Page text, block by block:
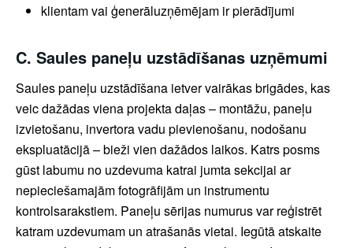
klientam vai ģenerāluzņēmējam ir pierādījumi
C. Saules paneļu uzstādīšanas uzņēmumi
Saules paneļu uzstādīšana ietver vairākas brigādes, kas
veic dažādas viena projekta daļas – montāžu, paneļu
izvietošanu, invertora vadu pievienošanu, nodošanu
ekspluatācijā – bieži vien dažādos laikos. Katrs posms
gūst labumu no uzdevuma katrai jumta sekcijai ar
nepieciešamajām fotogrāfijām un instrumentu
kontrolsarakstiem. Paneļu sērijas numurus var reģistrēt
katram uzdevumam un atrašanās vietai. Iegūtā atskaite